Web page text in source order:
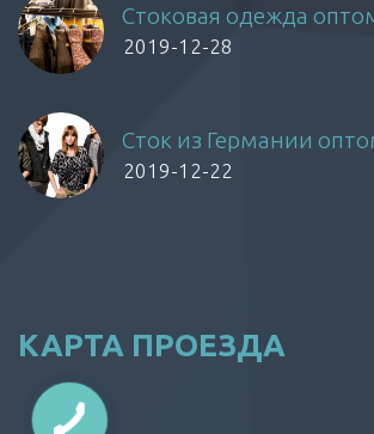
Стоковая одежда
2019-12-28
Сток из Германии
2019-12-22
КАРТА ПРОЕЗДА